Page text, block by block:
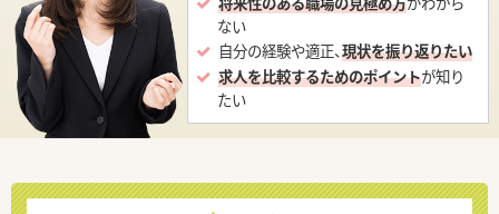
ない
自分の経験や適正、現状を振り返りたい
求人を比較するためのポイントが知り
たい